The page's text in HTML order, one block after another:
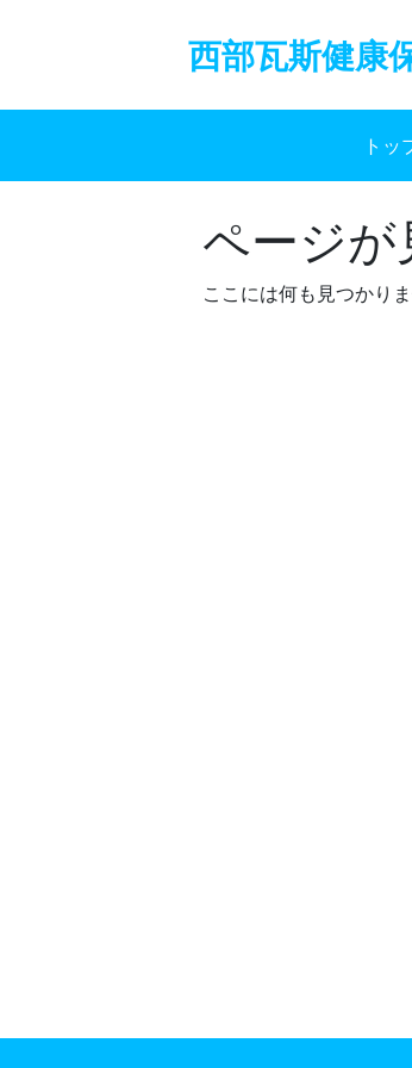
西部瓦斯健康
トッ
ページが
ここには何も見つかりま